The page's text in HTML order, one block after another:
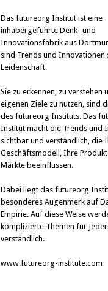
Das futureorg Institut ist eine
inhabergeführte Denk- und
Innovationsfabrik aus
sind Trends und Innovationen
Leidenschaft.
Sie zu erkennen, zu verstehen
eigenen Ziele zu nutzen, sind
des futureorg Instituts. Das
Institut macht die Trends und
sichtbar und verständlich, die
Geschäftsmodell, Ihre
Märkte beeinflussen.
Dabei liegt das futureorg
besonderes Augenmerk auf
Empirie. Auf diese Weise
komplizierte Themen für
verständlich.
www.futureorg-institute.com